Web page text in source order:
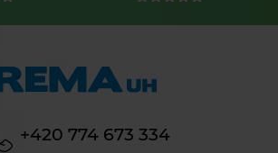
+420 774 673 334